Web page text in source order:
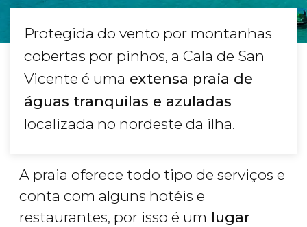
Protegida do vento por montanhas
cobertas por pinhos, a Cala de San
Vicente é uma extensa praia de
águas tranquilas e azuladas
localizada no nordeste da ilha.
A praia oferece todo tipo de serviços e
conta com alguns hotéis e
restaurantes, por isso é um lugar